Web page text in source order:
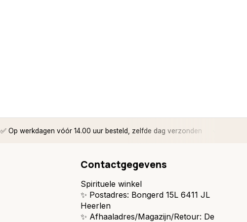
✅ Op werkdagen vóór 14.00 uur besteld, zelfde dag verzonden
Contactgegevens
Spirituele winkel
✨ Postadres: Bongerd 15L 6411 JL
Heerlen
✨ Afhaaladres/Magazijn/Retour: De